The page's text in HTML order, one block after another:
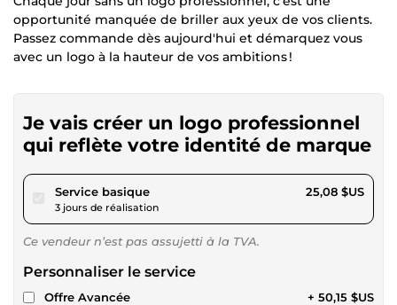
opportunité manquée de briller aux yeux de vos clients.
Passez commande dès aujourd'hui et démarquez vous
avec un logo à la hauteur de vos ambitions !
Je vais créer un logo professionnel
qui reflète votre identité de marque
Service basiquepour 23,11 $US
3 jours de réalisation
25,08 $US
Ce vendeur n’est pas assujetti à la TVA.
Personnaliser le service
Offre Avancée + 50,15 $US